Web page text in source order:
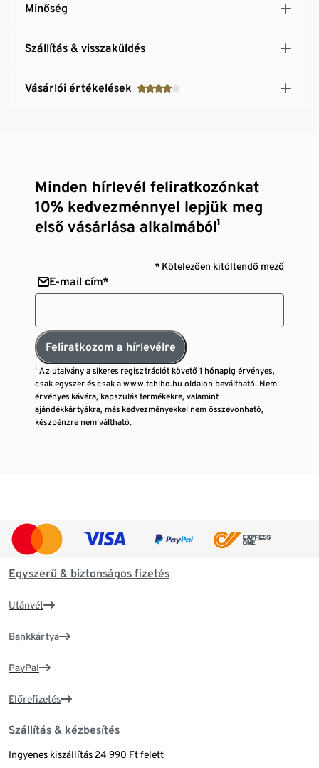
Minőség
Szállítás & visszaküldés
Vásárlói értékelések
Minden hírlevél feliratkozónkat
10% kedvezménnyel lepjük meg
első vásárlása alkalmából¹
* Kötelezően kitöltendő mező
E-mail cím*
Feliratkozom a hírlevélre
¹ Az utalvány a sikeres regisztrációt követő 1 hónapig érvényes,
csak egyszer és csak a www.tchibo.hu oldalon beváltható. Nem
érvényes kávéra, kapszulás termékekre, valamint
ajándékkártyákra, más kedvezményekkel nem összevonható,
készpénzre nem váltható.
Egyszerű & biztonságos fizetés
Utánvét
Bankkártya
PayPal
Előrefizetés
Szállítás & kézbesítés
Ingyenes kiszállítás 24 990 Ft felett